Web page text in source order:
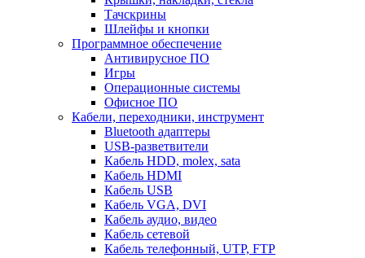
Тачскрины
Шлейфы и кнопки
Программное обеспечение
Антивирусное ПО
Игры
Операционные системы
Офисное ПО
Кабели, переходники, инструмент
Bluetooth адаптеры
USB-разветвители
Кабель HDD, molex, sata
Кабель HDMI
Кабель USB
Кабель VGA, DVI
Кабель аудио, видео
Кабель сетевой
Кабель телефонный, UTP, FTP